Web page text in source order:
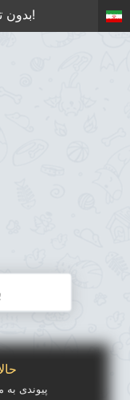
بدون تبلیغات به تلگرام ریدایرکت کنید!
پیوندی به